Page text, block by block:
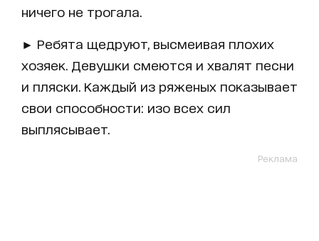
ничего не трогала.
► Ребята щедруют, высмеивая плохих
хозяек. Девушки смеются и хвалят песни
и пляски. Каждый из ряженых показывает
свои способности: изо всех сил
выплясывает.
Реклама